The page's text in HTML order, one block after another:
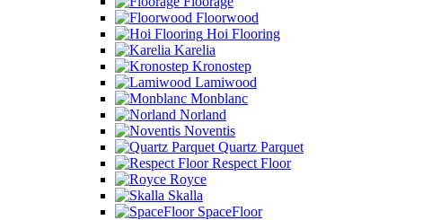
Floorwood
Hoi Flooring
Karelia
Kronostep
Lamiwood
Monblanc
Norland
Noventis
Quartz Parquet
Respect Floor
Royce
Skalla
SpaceFloor